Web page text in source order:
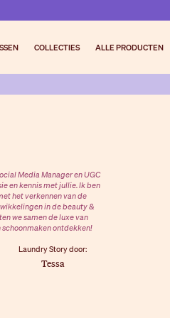
COLLECTIES ALLE PRODUCTEN
Media Manager en UGC
en kennis met jullie. Ik ben
het verkennen van de
in de beauty &
we samen de luxe van
ontdekken!
Laundry Story door:
Tessa